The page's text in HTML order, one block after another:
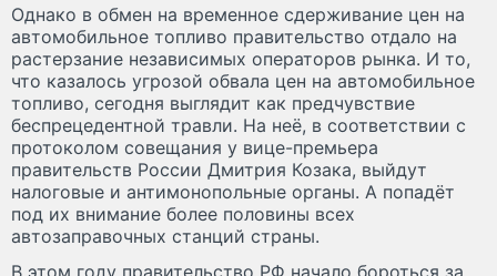
Однако в обмен на временное сдерживание цен на
автомобильное топливо правительство отдало на
растерзание независимых операторов рынка. И то,
что казалось угрозой обвала цен на автомобильное
топливо, сегодня выглядит как предчувствие
беспрецедентной травли. На неё, в соответствии с
протоколом совещания у вице-премьера
правительств России Дмитрия Козака, выйдут
налоговые и антимонопольные органы. А попадёт
под их внимание более половины всех
автозаправочных станций страны.
В этом году правительство РФ начало бороться за